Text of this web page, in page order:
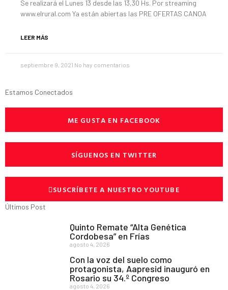
Se realizará el Lunes 13 desde las 13,30 Hs. Por streaming
www.elrural.com Ya están abiertas las PRE OFERTAS CANOA
LEER MÁS
septiembre 9, 2021 No hay comentarios
Estamos Conectados
ME GUSTA EN FACEBOOK
SÍGUENOS EN TWITTER
SUSCRÍBETE A NUESTRO YOUTUBE
Últimos Post
Quinto Remate “Alta Genética
Cordobesa” en Frías
agosto 4, 2026
Con la voz del suelo como
protagonista, Aapresid inauguró en
Rosario su 34.º Congreso
agosto 4, 2026